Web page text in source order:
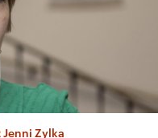
Jenni Zylka